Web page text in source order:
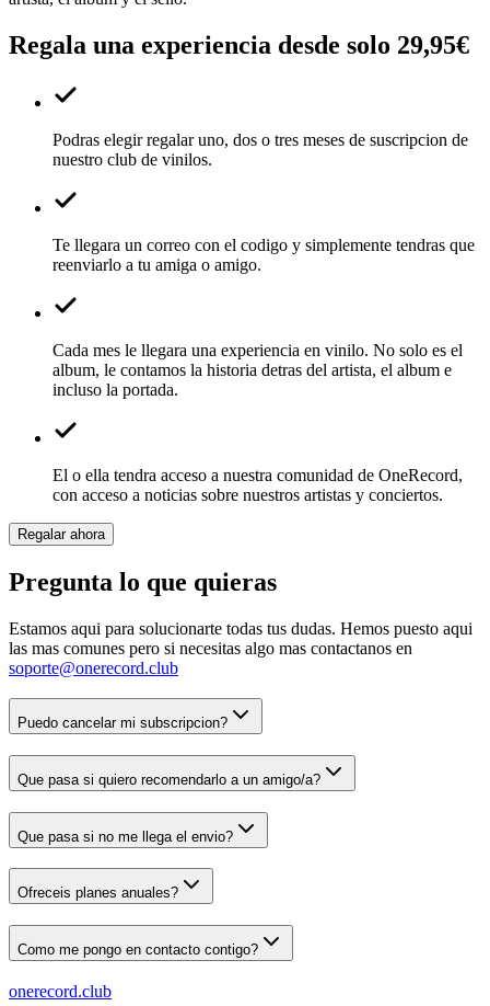
Regala una experiencia desde solo 29,95€
Podras elegir regalar uno, dos o tres meses de suscripcion de
nuestro club de vinilos.
Te llegara un correo con el codigo y simplemente tendras que
reenviarlo a tu amiga o amigo.
Cada mes le llegara una experiencia en vinilo. No solo es el
album, le contamos la historia detras del artista, el album e
incluso la portada.
El o ella tendra acceso a nuestra comunidad de OneRecord,
con acceso a noticias sobre nuestros artistas y conciertos.
Regalar ahora
Pregunta lo que quieras
Estamos aqui para solucionarte todas tus dudas. Hemos puesto aqui
las mas comunes pero si necesitas algo mas contactanos en
soporte@onerecord.club
Puedo cancelar mi subscripcion?
Que pasa si quiero recomendarlo a un amigo/a?
Que pasa si no me llega el envio?
Ofreceis planes anuales?
Como me pongo en contacto contigo?
onerecord.club